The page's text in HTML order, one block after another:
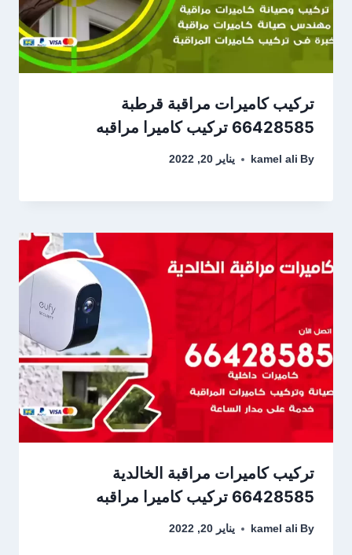
تركيب كاميرات مراقبة قرطبة
66428585 تركيب كاميرا مراقبه
By
kamel ali يناير 20, 2022
تركيب كاميرات مراقبة الخالدية
66428585 تركيب كاميرا مراقبه
By
kamel ali يناير 20, 2022